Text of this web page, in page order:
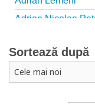
Adrian Nicolae
Adriana Petrescu
Alexandra Rotariu
Sortează după